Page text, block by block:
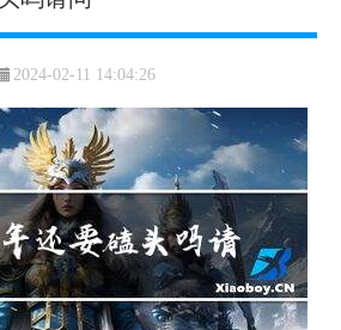
2024-02-11 14:04:26